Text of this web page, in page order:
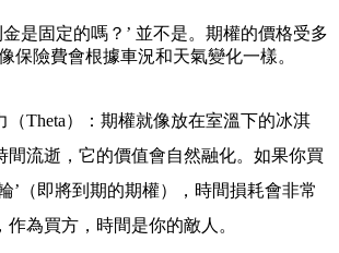
是固定的嗎？’ 並不是。期權的價格受多
保險費會根據車況和天氣變化一樣。
Theta）
：期權就像放在室溫下的冰淇
間流逝，它的價值會自然融化。如果你買
’（即將到期的期權），時間損耗會非常
作為買方，時間是你的敵人。